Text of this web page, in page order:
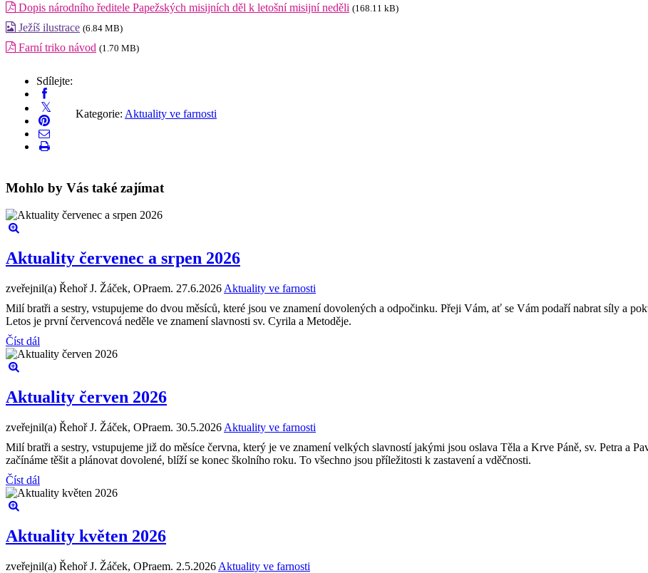
Dopis národního ředitele Papežských misijních děl k letošní misijní neděli (168.11 kB)
Ježíš ilustrace (6.84 MB)
Farní triko návod (1.70 MB)
Sdílejte:
Kategorie: Aktuality ve farnosti
Mohlo by Vás také zajímat
Aktuality červenec a srpen 2026
zveřejnil(a) Řehoř J. Žáček, OPraem. 27.6.2026 Aktuality ve farnosti
Milí bratři a sestry, vstupujeme do dvou měsíců, které jsou ve znamení dovolených a odpočinku. Přeji Vám, ať se Vám podaří nabrat síly a
Letos je první červencová neděle ve znamení slavnosti sv. Cyrila a Metoděje.
Číst dál
Aktuality červen 2026
zveřejnil(a) Řehoř J. Žáček, OPraem. 30.5.2026 Aktuality ve farnosti
Milí bratři a sestry, vstupujeme již do měsíce června, který je ve znamení velkých slavností jakými jsou oslava Těla a Krve Páně, sv. Petra a
začínáme těšit a plánovat dovolené, blíží se konec školního roku. To všechno jsou příležitosti k zastavení a vděčnosti.
Číst dál
Aktuality květen 2026
zveřejnil(a) Řehoř J. Žáček, OPraem. 2.5.2026 Aktuality ve farnosti